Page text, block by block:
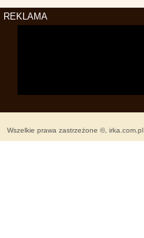
REKLAMA
Wszelkie prawa zastrzeżone ©, irka.com.pl